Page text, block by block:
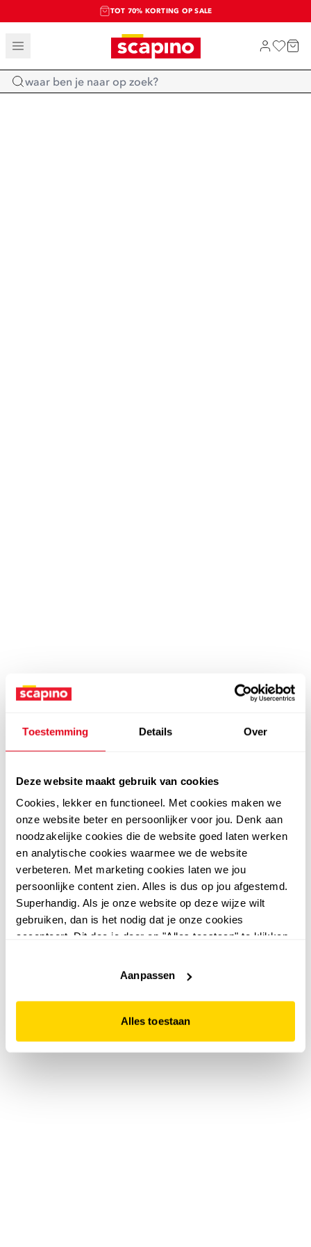
Toestemming Details Over
Deze website maakt gebruik van cookies
Cookies, lekker en functioneel. Met cookies maken we
onze website beter en persoonlijker voor jou. Denk aan
noodzakelijke cookies die de website goed laten werken
en analytische cookies waarmee we de website
verbeteren. Met marketing cookies laten we jou
persoonlijke content zien. Alles is dus op jou afgestemd.
Superhandig. Als je onze website op deze wijze wilt
gebruiken, dan is het nodig dat je onze cookies
accepteert. Dit doe je door op "Alles toestaan" te klikken.
website niet optimaal functioneert.
Aanpassen
Alles toestaan
TOT 70% KORTING OP SALE
SALE: LAATSTE KANS!
SHOP NIEUW
Home